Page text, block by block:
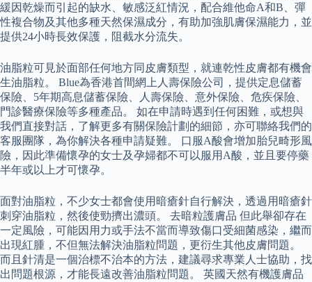
緩因乾燥而引起的缺水、敏感泛紅情況，配合維他命A和B、彈
性複合物及其他多種天然保濕成分，有助加強肌膚保濕能力，並
提供24小時長效保護，阻截水分流失。
油脂粒可見於面部任何地方同皮膚類型，就連乾性皮膚都有機會
生油脂粒。 Blue為香港首間網上人壽保險公司，提供定息儲蓄
保險、5年期高息儲蓄保險、人壽保險、意外保險、危疾保險、
門診醫療保險等多種產品。 如在申請時遇到任何困難，或想與
我們直接對話，了解更多有關保險計劃的細節，亦可聯絡我們的
客服團隊，為你解決各種申請疑難。 口服A酸會增加胎兒畸形風
險，因此準備懷孕的女士及孕婦都不可以服用A酸，並且要停藥
半年或以上才可懷孕。
面對油脂粒，不少女士都會使用暗瘡針自行解決，透過用暗瘡針
刺穿油脂粒，然後使勁擠出濃頭。 去暗粒護膚品 但此舉卻存在
一定風險，可能因用力或手法不當而導致傷口受細菌感染，繼而
出現紅腫，不但無法解決油脂粒問題，更衍生其他皮膚問題。
而且針清是一個治標不治本的方法，建議尋求專業人士協助，找
出問題根源，才能長遠改善油脂粒問題。 英國天然有機護膚品